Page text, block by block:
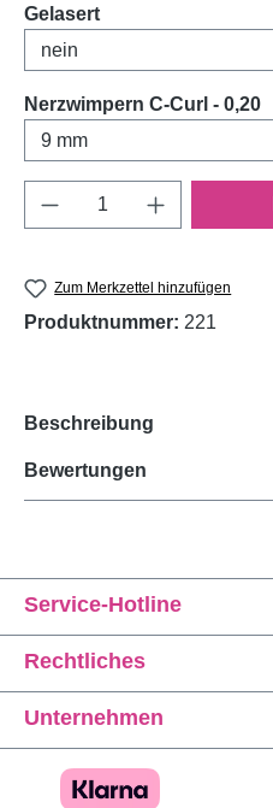
Gelasertauswählen
Nerzwimpern C-Curl - 0,20
Produkt Anzahl:
Zum Merkzettel hinzufügen
Produktnummer: 221
Beschreibung
Bewertungen
Service-Hotline
Rechtliches
Unternehmen